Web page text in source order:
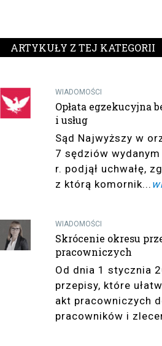
ARTYKUŁY Z TEJ KATEGORII
WIADOMOŚCI
Opłata egzekucyjna
i usług
Sąd Najwyższy w
7 sędziów
r. podjął uchwałę,
z którą komornik...
WIADOMOŚCI
Skrócenie okresu
pracowniczych
Od dnia 1 stycznia
przepisy, które
akt pracowniczych
pracowników i